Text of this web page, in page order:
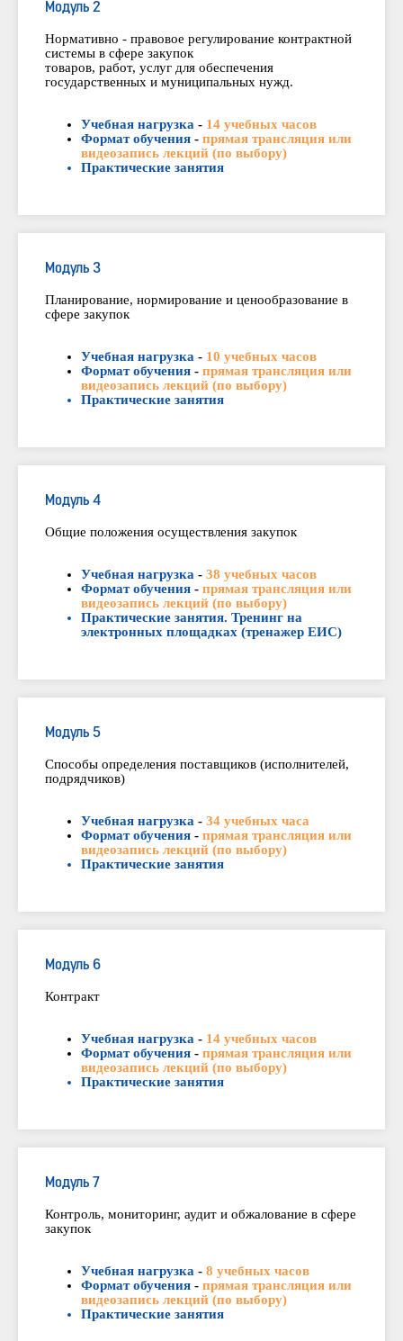
Модуль 2
Нормативно - правовое регулирование контрактной
системы в сфере закупок
товаров, работ, услуг для обеспечения
государственных и муниципальных нужд.
Учебная нагрузка - 14 учебных часов
Формат обучения - прямая трансляция или
видеозапись лекций (по выбору)
Практические занятия
Модуль 3
Планирование, нормирование и ценообразование в
сфере закупок
Учебная нагрузка - 10 учебных часов
Формат обучения - прямая трансляция или
видеозапись лекций (по выбору)
Практические занятия
Модуль 4
Общие положения осуществления закупок
Учебная нагрузка - 38 учебных часов
Формат обучения - прямая трансляция или
видеозапись лекций (по выбору)
Практические занятия. Тренинг на
электронных площадках (тренажер ЕИС)
Модуль 5
Способы определения поставщиков (исполнителей,
подрядчиков)
Учебная нагрузка - 34 учебных часа
Формат обучения - прямая трансляция или
видеозапись лекций (по выбору)
Практические занятия
Модуль 6
Контракт
Учебная нагрузка - 14 учебных часов
Формат обучения - прямая трансляция или
видеозапись лекций (по выбору)
Практические занятия
Модуль 7
Контроль, мониторинг, аудит и обжалование в сфере
закупок
Учебная нагрузка - 8 учебных часов
Формат обучения - прямая трансляция или
видеозапись лекций (по выбору)
Практические занятия